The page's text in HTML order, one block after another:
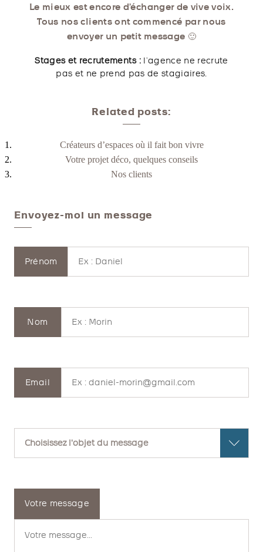
Le mieux est encore d’échanger de vive voix.
Tous nos clients ont commencé par nous
envoyer un petit message 🙂
Stages et recrutements : l’agence ne recrute
pas et ne prend pas de stagiaires.
Related posts:
Créateurs d’espaces où il fait bon vivre
Votre projet déco, quelques conseils
Nos clients
Envoyez-moi un message
Prénom
Nom
Email
Votre message